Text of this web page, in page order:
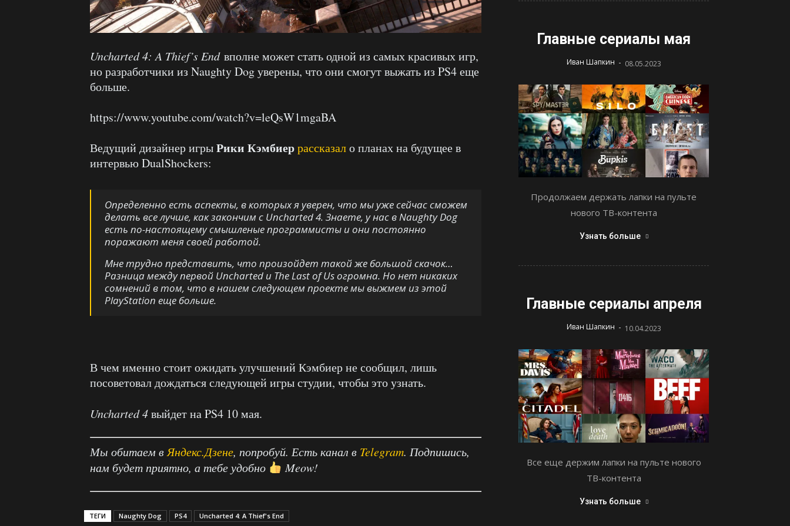
Uncharted 4: A Thief’s Endвполне может стать одной из самых красивых игр,
но разработчики из Naughty Dog уверены, что они смогут выжать из PS4 еще
больше.
https://www.youtube.com/watch?v=leQsW1mgaBA
Ведущий дизайнер игрыРики Кэмбиеррассказало планах на будущее в
интервью DualShockers:
Определенно есть аспекты, в которых я уверен, что мы уже сейчас сможем
делать все лучше, как закончим с Uncharted 4. Знаете, у нас в Naughty Dog
есть по-настоящему смышленые программисты и они постоянно
поражают меня своей работой.
Мне трудно представить, что произойдет такой же большой скачок…
Разница между первой Uncharted и The Last of Us огромна. Но нет никаких
сомнений в том, что в нашем следующем проекте мы выжмем из этой
PlayStation еще больше.
В чем именно стоит ожидать улучшений Кэмбиер не сообщил, лишь
посоветовал дождаться следующей игры студии, чтобы это узнать.
Uncharted 4выйдет на PS4 10 мая.
Мы обитаем в Яндекс.Дзене, попробуй. Есть канал в Telegram. Подпишись,
нам будет приятно, а тебе удобно
Meow!
ТЕГИ Naughty Dog PS4 Uncharted 4: A Thief's End
Главные сериалы мая
Иван Шапкин - 08.05.2023
Продолжаем держать лапки на пульте
нового ТВ-контента
Узнать больше
Главные сериалы апреля
Иван Шапкин - 10.04.2023
Все еще держим лапки на пульте нового
ТВ-контента
Узнать больше